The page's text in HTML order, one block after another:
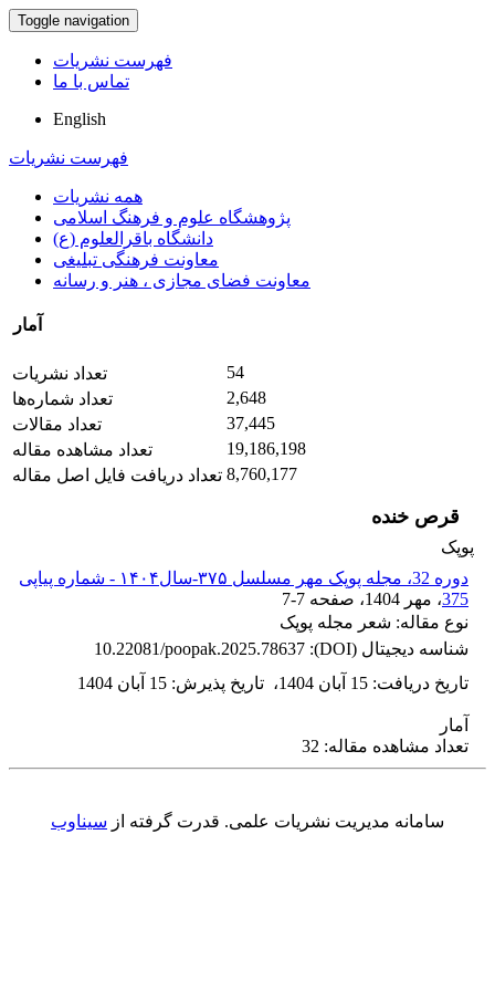
Toggle navigation
فهرست نشریات
تماس با ما
English
فهرست نشریات
همه نشریات
پژوهشگاه علوم و فرهنگ اسلامی
دانشگاه باقرالعلوم (ع)
معاونت فرهنگی تبلیغی
معاونت فضای مجازی ، هنر و رسانه
آمار
تعداد نشریات
54
تعداد شماره‌ها
2,648
تعداد مقالات
37,445
تعداد مشاهده مقاله
19,186,198
تعداد دریافت فایل اصل مقاله 8,760,177
قرص خنده
پوپک
دوره 32، مجله پوپک مهر مسلسل ۳۷۵-سال۱۴۰۴ - شماره پیاپی
375، مهر 1404 ، صفحه 7-7
نوع مقاله: شعر مجله پوپک
شناسه دیجیتال (DOI):
10.22081/poopak.2025.78637
تاریخ دریافت: 15 آبان 1404 ، تاریخ پذیرش: 15 آبان 1404
آمار
تعداد مشاهده مقاله: 32
سامانه مدیریت نشریات علمی. قدرت گرفته از سیناوب